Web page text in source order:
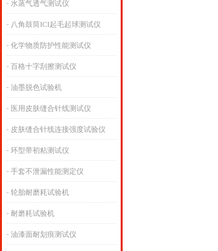
水蒸气透气测试仪
八角鼓筒ICI起毛起球测试仪
化学物质防护性能测试仪
百格十字刮擦测试仪
油墨脱色试验机
医用皮肤缝合针线测试仪
皮肤缝合针线连接强度试验仪
环型带初粘测试仪
手套不泄漏性能测定仪
轮胎耐磨耗试验机
耐磨耗试验机
油漆面耐划痕测试仪